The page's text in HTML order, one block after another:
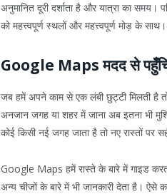
अनुमानित दूरी दर्शाता है और यात्रा का
को महत्त्वपूर्ण स्थलों और महत्त्वपूर्ण मोड़ के
Google Maps मदद से
जब हमें अपने काम से एक लंबी छुट्टी मिलती है
अनजान जगह या शहर में जाना अब इतना भी
कोई किसी नई जगह जाता है तो नए रास्तों पर
Google Maps हमें रास्ते के बारे में गाइड
अन्य चीजों के बारे में भी जानकारी देता है।